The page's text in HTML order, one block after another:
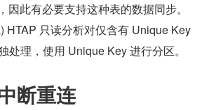
因此有必要支持这种表的数据同步。
HTAP 只读分析对仅含有 Unique Key
处理，使用 Unique Key 进行分区。
断重连